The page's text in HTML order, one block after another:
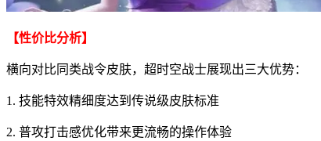
【性价比分析】
横向对比同类战令皮肤，超时空战士展现出三大优势：
1. 技能特效精细度达到传说级皮肤标准
2. 普攻打击感优化带来更流畅的操作体验